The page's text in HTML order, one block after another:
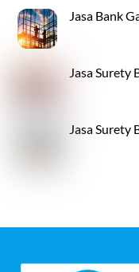
Jasa Bank
Jasa Surety
Jasa Surety